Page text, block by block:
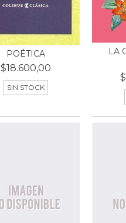
POÉTICA
$18.600,00
SIN STOCK
LA